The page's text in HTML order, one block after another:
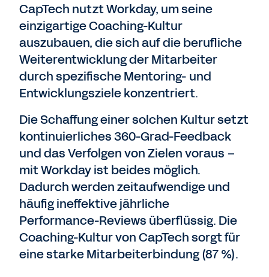
CapTech nutzt Workday, um seine
einzigartige Coaching-Kultur
auszubauen, die sich auf die berufliche
Weiterentwicklung der Mitarbeiter
durch spezifische Mentoring- und
Entwicklungsziele konzentriert.
Die Schaffung einer solchen Kultur setzt
kontinuierliches 360-Grad-Feedback
und das Verfolgen von Zielen voraus –
mit Workday ist beides möglich.
Dadurch werden zeitaufwendige und
häufig ineffektive jährliche
Performance-Reviews überflüssig. Die
Coaching-Kultur von CapTech sorgt für
eine starke Mitarbeiterbindung (87 %).